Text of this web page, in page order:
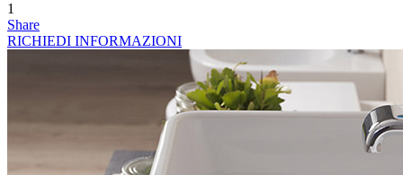
1
Share
RICHIEDI INFORMAZIONI